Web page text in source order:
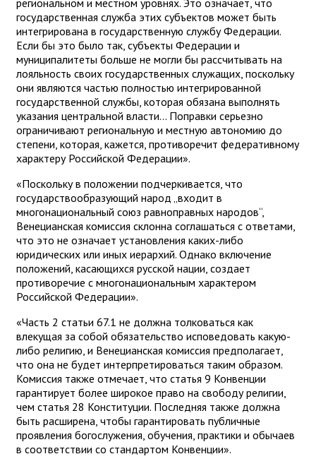
государственная служба этих субъектов может быть
интегрирована в государственную службу Федерации.
Если бы это было так, субъекты Федерации и
муниципалитеты больше не могли бы рассчитывать на
лояльность своих государственных служащих, поскольку
они являются частью полностью интегрированной
государственной службы, которая обязана выполнять
указания центральной власти... Поправки серьезно
ограничивают региональную и местную автономию до
степени, которая, кажется, противоречит федеративному
характеру Российской Федерации».
«Поскольку в положении подчеркивается, что
государствообразующий народ „входит в
многонациональный союз равноправных народов“,
Венецианская комиссия склонна соглашаться с ответами,
что это не означает установления каких-либо
юридических или иных иерархий. Однако включение
положений, касающихся русской нации, создает
противоречие с многонациональным характером
Российской Федерации».
«Часть 2 статьи 67.1 не должна толковаться как
влекущая за собой обязательство исповедовать какую-
либо религию, и Венецианская комиссия предполагает,
что она не будет интерпретироваться таким образом.
Комиссия также отмечает, что статья 9 Конвенции
гарантирует более широкое право на свободу религии,
чем статья 28 Конституции. Последняя также должна
быть расширена, чтобы гарантировать публичные
проявления богослужения, обучения, практики и обычаев
в соответствии со стандартом Конвенции».